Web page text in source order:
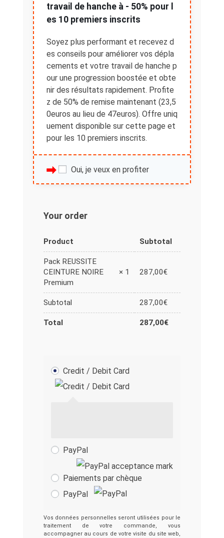
travail de hanche à - 50% pour l
es 10 premiers inscrits
Soyez plus performant et recevez d
es conseils pour améliorer vos dépla
cements et votre travail de hanche p
our une progression boostée et obte
nir des résultats rapidement. Profite
z de 50% de remise maintenant (23,5
0euros au lieu de 47euros). Offre uniq
uement disponible sur cette page et
pour les 10 premiers inscrits.
Oui, je veux en profiter
Your order
Product Subtotal
Pack REUSSITE
CEINTURE NOIRE
Premium
× 1 287,00€
Subtotal 287,00€
Total 287,00€
Credit / Debit Card
PayPal
Paiements par chèque
PayPal
Vos données personnelles seront utilisées pour le
traitement de votre commande, vous
accompagner au cours de votre visite du site web,